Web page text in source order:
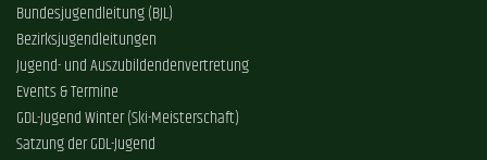
Bundesjugendleitung (BJL)
Bezirksjugendleitungen
Jugend- und Auszubildendenvertretung
Events & Termine
GDL-Jugend Winter (Ski-Meisterschaft)
Satzung der GDL-Jugend